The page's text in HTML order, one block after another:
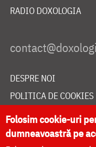
RADIO DOXOLOGIA
DESPRE NOI
POLITICA DE COOKIES
DONEAZĂ ONLINE
Folosim cookie-uri
dumneavoastră pe